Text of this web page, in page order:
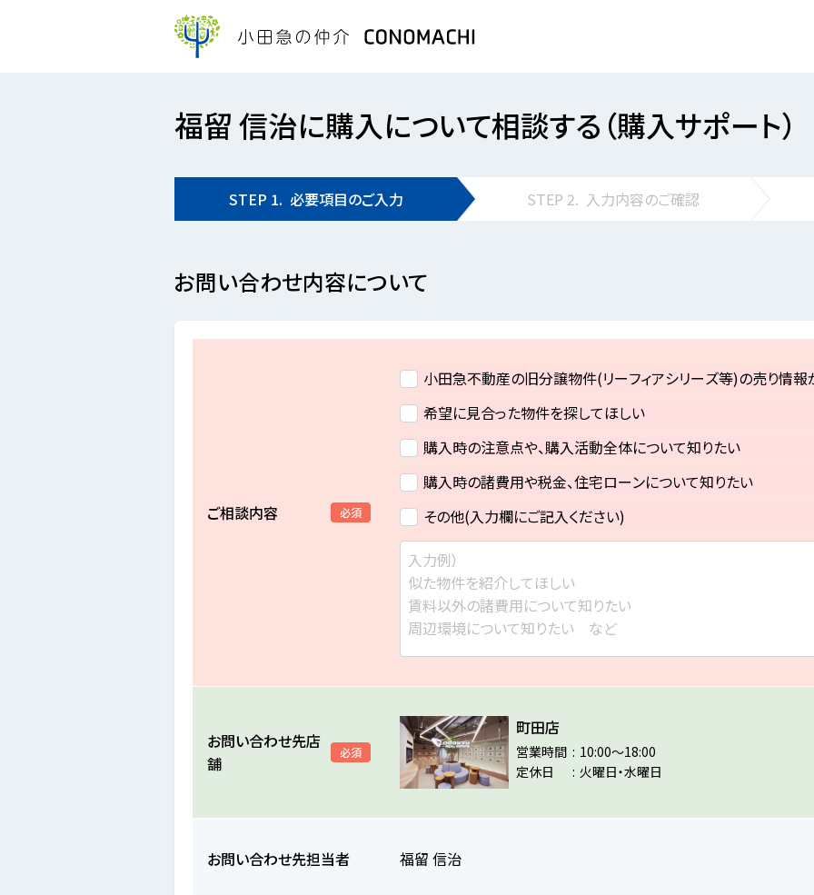
福留 信治に購入について相談する（購入サポート）
STEP 1. 必要項目のご入力 STEP 2. 入力内容のご確認
お問い合わせ内容について
ご相談内容 必須
小田急不動産の旧分譲物件(リーフィアシリーズ等)の売り情報
希望に見合った物件を探してほしい
購入時の注意点や、購入活動全体について知りたい
購入時の諸費用や税金、住宅ローンについて知りたい
その他(入力欄にご記入ください)
お問い合わせ先店
舗
必須
町田店
営業時間
10:00～18:00
定休日
火曜日・水曜日
お問い合わせ先担当者 福留 信治